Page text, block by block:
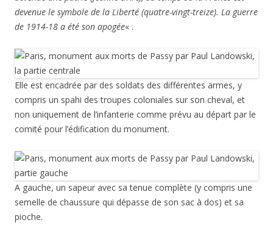
devenue le symbole de la Liberté (quatre-vingt-treize). La guerre
de 1914-18 a été son apogée« .
Elle est encadrée par des soldats des différentes armes, y
compris un spahi des troupes coloniales sur son cheval, et
non uniquement de l’infanterie comme prévu au départ par le
comité pour l’édification du monument.
A gauche, un sapeur avec sa tenue complète (y compris une
semelle de chaussure qui dépasse de son sac à dos) et sa
pioche.